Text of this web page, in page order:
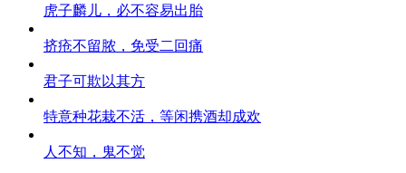
虎子麟儿，必不容易出胎
挤疮不留脓，免受二回痛
君子可欺以其方
特意种花栽不活，等闲携酒却成欢
人不知，鬼不觉